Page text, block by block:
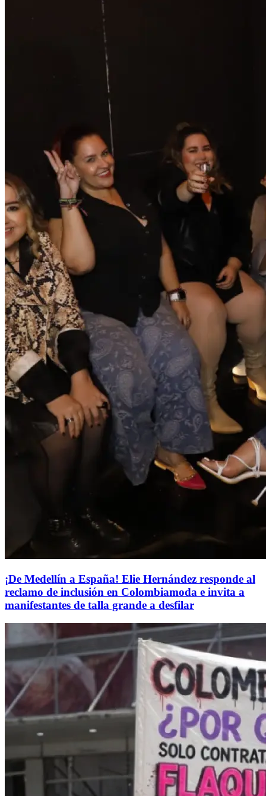
¡De Medellín a España! Elie Hernández responde al
reclamo de inclusión en Colombiamoda e invita a
manifestantes de talla grande a desfilar